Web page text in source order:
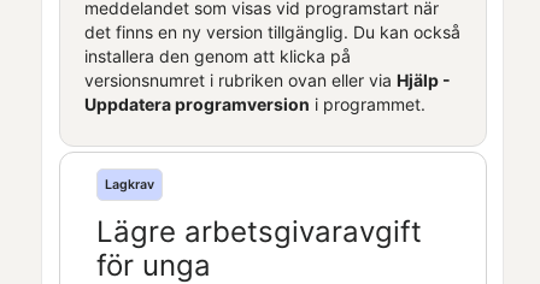
meddelandet som visas vid programstart när
det finns en ny version tillgänglig. Du kan också
installera den genom att klicka på
versionsnumret i rubriken ovan eller via Hjälp -
Uppdatera programversion i programmet.
Lagkrav
Lägre arbetsgivaravgift
för unga